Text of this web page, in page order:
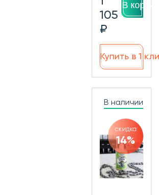
105
₽
В
Купить в 1
В наличии
скидка
14%